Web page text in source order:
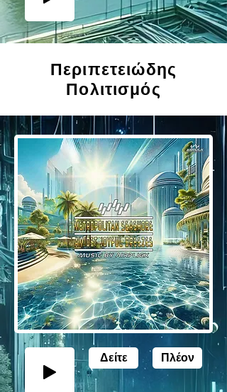
Περιπετειώδης
Πολιτισμός
Δείτε Πλέον